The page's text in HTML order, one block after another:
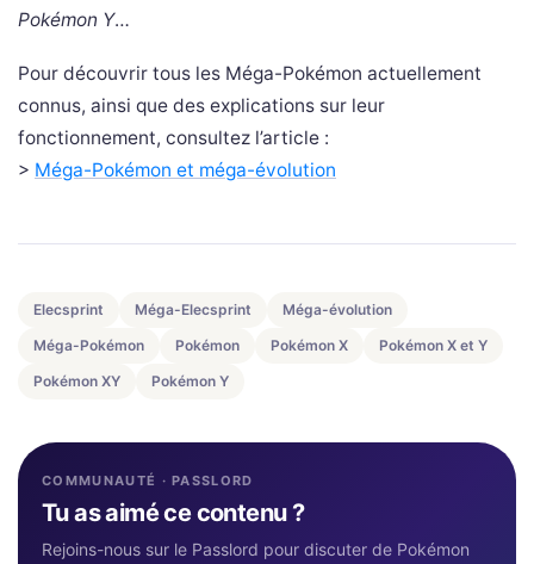
Pokémon Y…
Pour découvrir tous les Méga-Pokémon actuellement
connus, ainsi que des explications sur leur
fonctionnement, consultez l’article :
> Méga-Pokémon et méga-évolution
Elecsprint Méga-Elecsprint
Méga-évolution
Méga-Pokémon
Pokémon Pokémon X
Pokémon X et Y
Pokémon XY
Pokémon Y
COMMUNAUTÉ · PASSLORD
Tu as aimé ce contenu ?
Rejoins-nous sur le Passlord pour discuter de Pokémon